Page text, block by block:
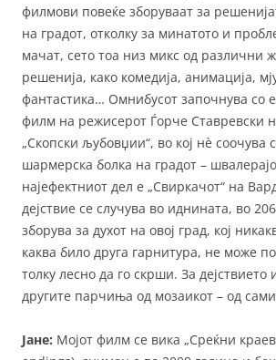
филмови повеќе зборуваат за
на градот, отколку за минатото и
мачат, сето тоа низ микс од различни
решенија, како комедија, анимација,
фантастика… Омнибусот започнува со
филм на режисерот Ѓорче Ставревски
„Скопски љубовџии“, во кој нè соочува
шармерска болка на градот –
најефектниот дел е „Свиркачот“ на
дејствие се случува во иднината, во
зборува за духот на овој град, кој
каква било друга гарнитура, не може
толку лесно да го скрши. За дејствието
другите парчиња од мозаикот – од
Јане: Мојот филм се вика „Среќни